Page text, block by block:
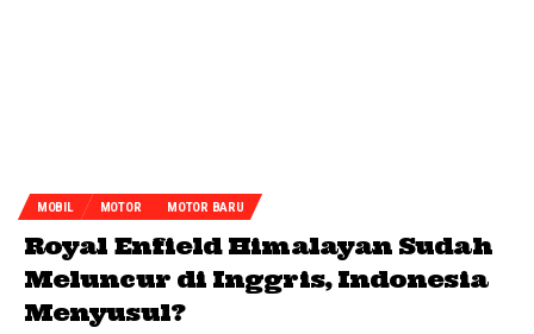
MOBIL MOTOR MOTOR BARU
Royal Enfield Himalayan Sudah
Meluncur di Inggris, Indonesia
Menyusul?